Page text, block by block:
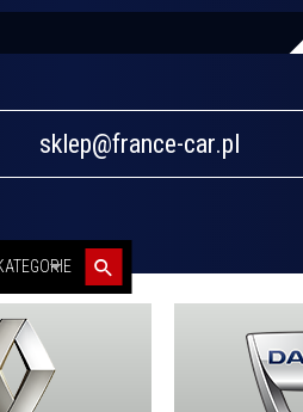
sklep@france-car.pl